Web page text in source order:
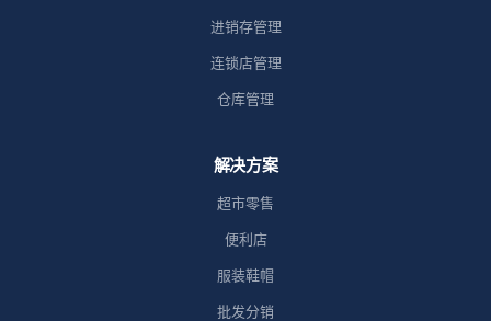
进销存管理
连锁店管理
仓库管理
解决方案
超市零售
便利店
服装鞋帽
批发分销